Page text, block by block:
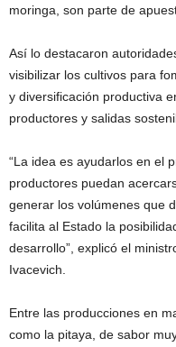
moringa, son parte de
Así lo destacaron
visibilizar los cultivos para
y diversificación productiva
productores y salidas
“La idea es ayudarlos en el
productores puedan
generar los volúmenes que
facilita al Estado la
desarrollo”, explicó el
Ivacevich.
Entre las producciones en
como la pitaya, de sabor